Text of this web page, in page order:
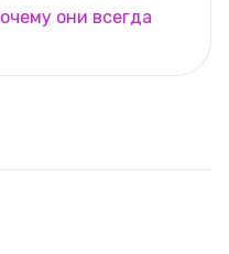
они всегда